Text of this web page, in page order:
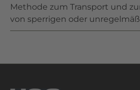
Methode zum Transport und
von sperrigen oder